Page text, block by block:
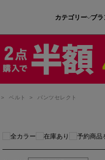
カテゴリー ブラ
> ベルト > パンツセレクト
全カラー 在庫あり 予約商品